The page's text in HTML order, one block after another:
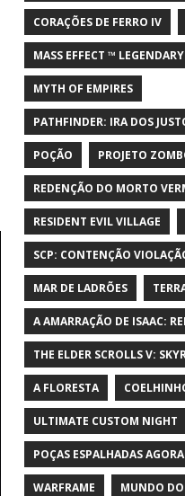
CORAÇÕES DE FERRO IV
MASS EFFECT ™
MYTH OF EMPIRES
PATHFINDER: IRA DOS
POÇÃO PROJETO
REDENÇÃO DO MORTO
RESIDENT EVIL VILLAGE
SCP: CONTENÇÃO
MAR DE LADRÕES
A AMARRAÇÃO DE ISAAC:
THE ELDER SCROLLS V:
A FLORESTA
ULTIMATE CUSTOM NIGHT
POÇAS ESPALHADAS
WARFRAME MUNDO